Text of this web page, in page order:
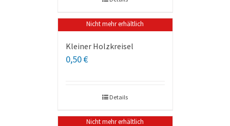
Nicht mehr erhältlich
Kleiner Holzkreisel
0,50€
Details
Nicht mehr erhältlich